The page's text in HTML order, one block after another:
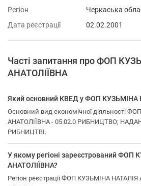
Регіон
Черкаська
Дата реєстрації
02.02.2001
Часті запитання про ФОП
АНАТОЛІЇВНА
Який основний КВЕД у ФОП КУЗЬМІНА
Основний вид економічної діяльності
АНАТОЛІЇВНА - 05.02.0 РИБНИЦТВО;
РИБНИЦТВІ.
У якому регіоні зареєстрований ФОП
АНАТОЛІЇВНА?
Регіон реєстрації ФОП КУЗЬМІНА